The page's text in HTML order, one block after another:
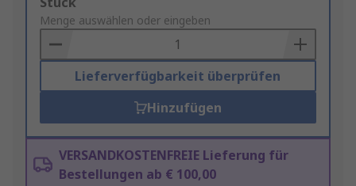
to
Basket
Menge auswählen oder eingeben
Lieferverfügbarkeit überprüfen
Hinzufügen
VERSANDKOSTENFREIE Lieferung für
Bestellungen ab € 100,00